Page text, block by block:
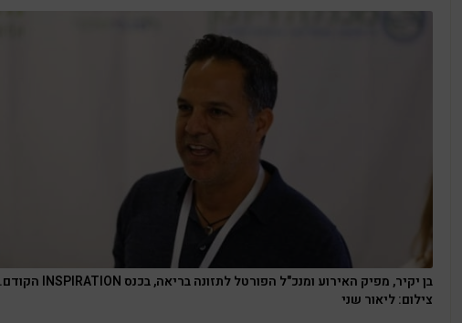
בן יקיר, מפיק האירוע ומנכ"ל הפורטל לתזונה בריאה, בכנס INSPIRATION הקודם.
צילום: ליאור שני